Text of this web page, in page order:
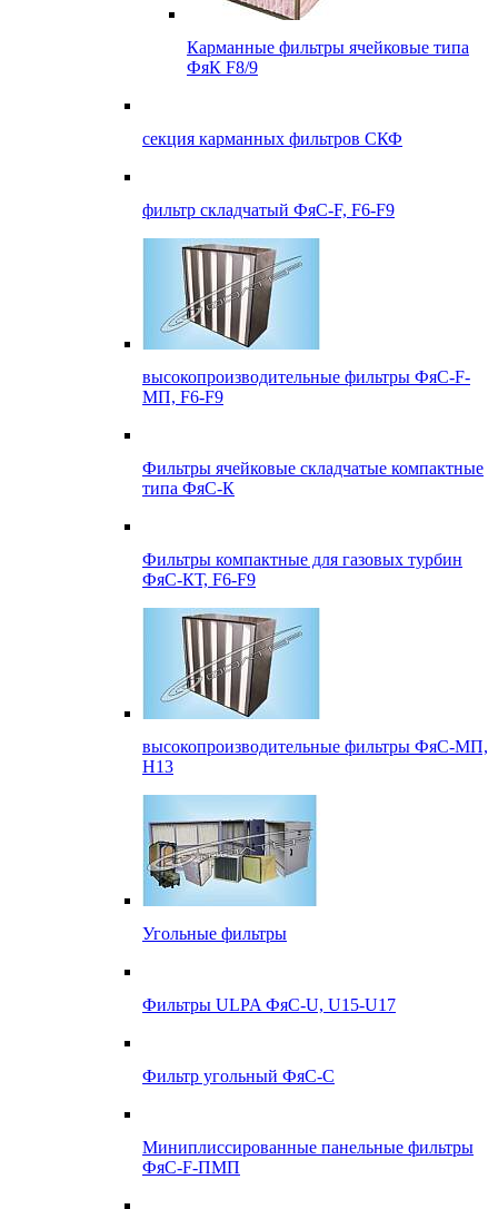
Карманные фильтры ячейковые типа
ФяК F8/9
секция карманных фильтров СКФ
фильтр складчатый ФяС-F, F6-F9
высокопроизводительные фильтры ФяС-F-
МП, F6-F9
Фильтры ячейковые складчатые компактные
типа ФяС-К
Фильтры компактные для газовых турбин
ФяС-КТ, F6-F9
высокопроизводительные фильтры ФяС-МП,
Н13
Угольные фильтры
Фильтры ULPA ФяС-U, U15-U17
Фильтр угольный ФяС-С
Миниплиссированные панельные фильтры
ФяС-F-ПМП